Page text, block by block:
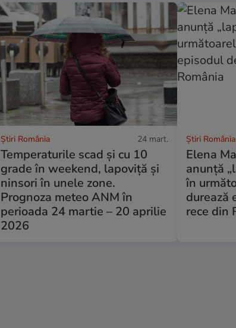
Știri România 24 mart.
Temperaturile scad și cu 10
grade în weekend, lapoviță și
ninsori în unele zone.
Prognoza meteo ANM în
perioada 24 martie – 20 aprilie
2026
Știri România
Elena
anunță
în
durează
rece din